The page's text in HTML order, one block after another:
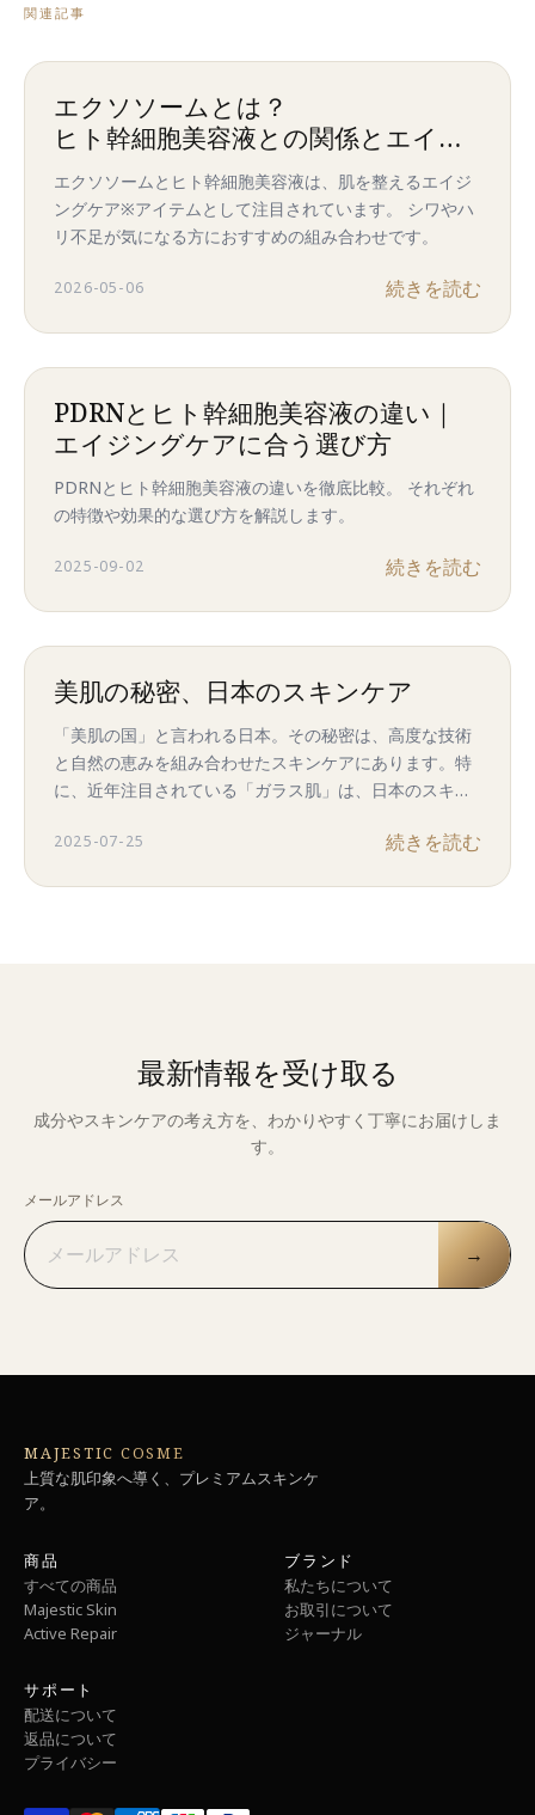
関連記事
エクソソームとは？
ヒト幹細胞美容液との関係とエイジ
ングケア効果
エクソソームとヒト幹細胞美容液は、肌を整えるエイジ
ングケア※アイテムとして注目されています。 シワやハ
リ不足が気になる方におすすめの組み合わせです。
2026-05-06 続きを読む
PDRNとヒト幹細胞美容液の違い｜
エイジングケアに合う選び方
PDRNとヒト幹細胞美容液の違いを徹底比較。 それぞれ
の特徴や効果的な選び方を解説します。
2025-09-02 続きを読む
美肌の秘密、日本のスキンケア
「美肌の国」と言われる日本。その秘密は、高度な技術
と自然の恵みを組み合わせたスキンケアにあります。特
に、近年注目されている「ガラス肌」は、日本のスキン
ンケアが叶える「ガラス肌」の秘密と、あなたも取り入
2025-07-25 続きを読む
最新情報を受け取る
成分やスキンケアの考え方を、わかりやすく丁寧にお届けしま
す。
メールアドレス
→
MAJESTIC COSME
上質な肌印象へ導く、プレミアムスキンケ
ア。
商品
すべての商品
Majestic Skin
Active Repair
ブランド
私たちについて
お取引について
ジャーナル
サポート
配送について
返品について
プライバシー